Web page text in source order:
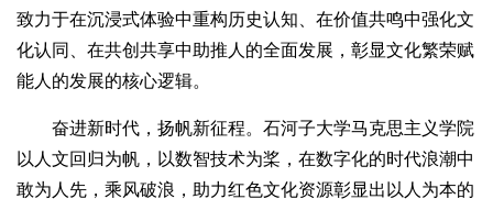
致力于在沉浸式体验中重构历史认知、在价值共鸣中强化文
化认同、在共创共享中助推人的全面发展，彰显文化繁荣赋
能人的发展的核心逻辑。
奋进新时代，扬帆新征程。石河子大学马克思主义学院
以人文回归为帆，以数智技术为桨，在数字化的时代浪潮中
敢为人先，乘风破浪，助力红色文化资源彰显出以人为本的